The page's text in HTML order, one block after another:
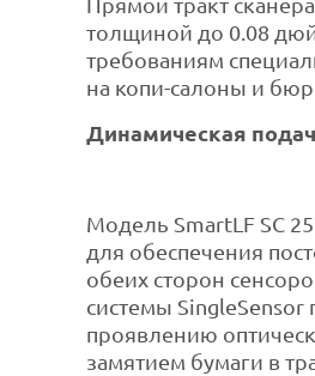
Прямой тракт
толщиной до 0.08
требованиям
на копи-салоны и
Динамическая
Модель SmartLF SC
для обеспечения
обеих сторон
системы SingleSensor
проявлению
замятием бумаги в